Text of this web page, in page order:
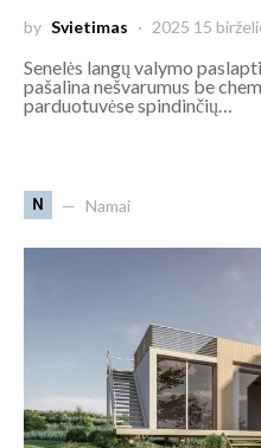
by Svietimas 2025 15
Senelės langų valymo
pašalina nešvarumus be
parduotuvėse spindinčių…
N Namai